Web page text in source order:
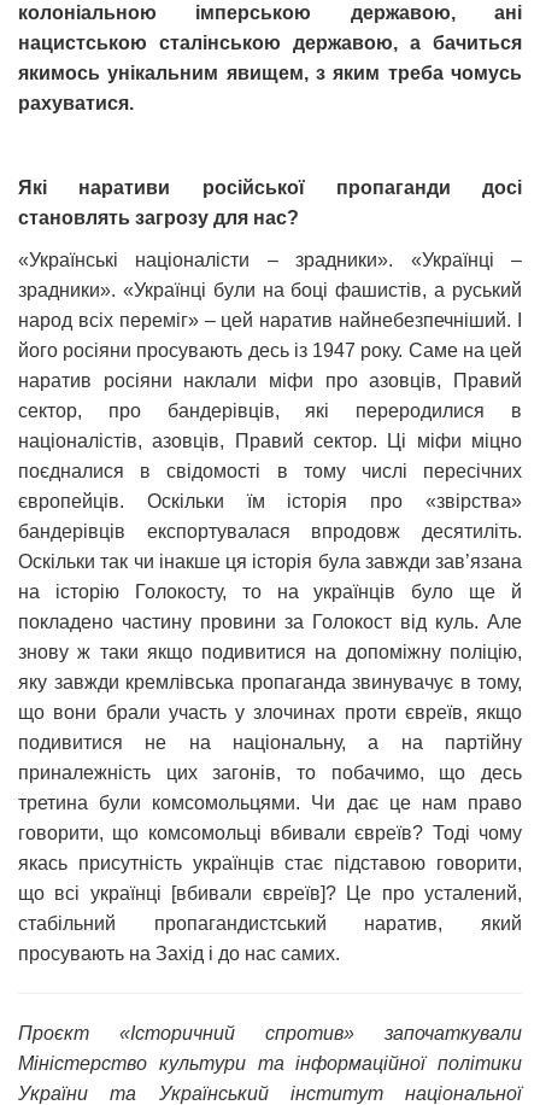
колоніальною імперською державою, ані
нацистською сталінською державою, а бачиться
якимось унікальним явищем, з яким треба чомусь
рахуватися.
Які наративи російської пропаганди досі
становлять загрозу для нас?
«Українські націоналісти – зрадники». «Українці –
зрадники». «Українці були на боці фашистів, а руський
народ всіх переміг» – цей наратив найнебезпечніший. І
його росіяни просувають десь із 1947 року. Саме на цей
наратив росіяни наклали міфи про азовців, Правий
сектор, про бандерівців, які переродилися в
націоналістів, азовців, Правий сектор. Ці міфи міцно
поєдналися в свідомості в тому числі пересічних
європейців. Оскільки їм історія про «звірства»
бандерівців експортувалася впродовж десятиліть.
Оскільки так чи інакше ця історія була завжди зав’язана
на історію Голокосту, то на українців було ще й
покладено частину провини за Голокост від куль. Але
знову ж таки якщо подивитися на допоміжну поліцію,
яку завжди кремлівська пропаганда звинувачує в тому,
що вони брали участь у злочинах проти євреїв, якщо
подивитися не на національну, а на партійну
приналежність цих загонів, то побачимо, що десь
третина були комсомольцями. Чи дає це нам право
говорити, що комсомольці вбивали євреїв? Тоді чому
якась присутність українців стає підставою говорити,
що всі українці [вбивали євреїв]? Це про усталений,
стабільний пропагандистський наратив, який
просувають на Захід і до нас самих.
Проєкт «Історичний спротив» започаткували
Міністерство культури та інформаційної політики
України та Український інститут національної